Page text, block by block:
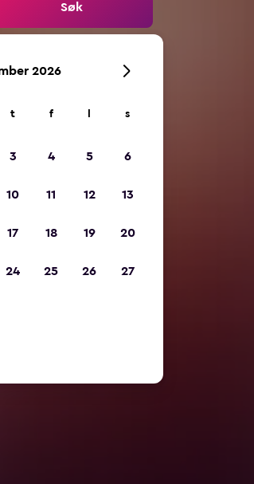
Søk
2026
t f s
3 4 5 6
10 11 12 13
17 18 19 20
24 25 26 27